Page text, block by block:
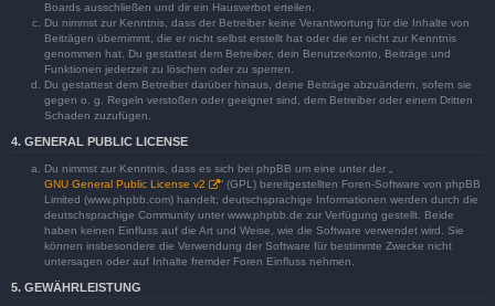
Boards ausschließen und dir ein Hausverbot erteilen.
Du nimmst zur Kenntnis, dass der Betreiber keine Verantwortung für die Inhalte von
Beiträgen übernimmt, die er nicht selbst erstellt hat oder die er nicht zur Kenntnis
genommen hat. Du gestattest dem Betreiber, dein Benutzerkonto, Beiträge und
Funktionen jederzeit zu löschen oder zu sperren.
Du gestattest dem Betreiber darüber hinaus, deine Beiträge abzuändern, sofern sie
gegen o. g. Regeln verstoßen oder geeignet sind, dem Betreiber oder einem Dritten
Schaden zuzufügen.
4. GENERAL PUBLIC LICENSE
Du nimmst zur Kenntnis, dass es sich bei phpBB um eine unter der „
GNU General Public License v2
“ (GPL) bereitgestellten Foren-Software von phpBB
Limited (www.phpbb.com) handelt; deutschsprachige Informationen werden durch die
deutschsprachige Community unter www.phpbb.de zur Verfügung gestellt. Beide
haben keinen Einfluss auf die Art und Weise, wie die Software verwendet wird. Sie
können insbesondere die Verwendung der Software für bestimmte Zwecke nicht
untersagen oder auf Inhalte fremder Foren Einfluss nehmen.
5. GEWÄHRLEISTUNG